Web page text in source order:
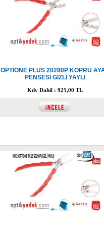
OPTİONE PLUS 20280P KÖPRÜ
PENSESİ GİZLİ YAYLI
Kdv Dahil : 925,00 TL